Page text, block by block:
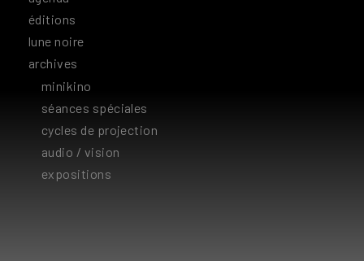
éditions
lune noire
archives
minikino
séances spéciales
cycles de projection
audio / vision
expositions